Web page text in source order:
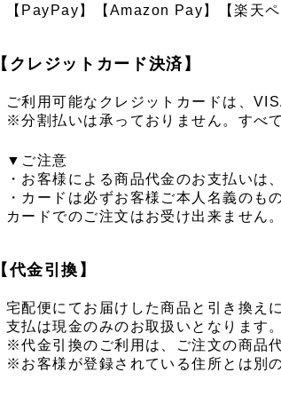
【PayPay】【Amazon Pay】【楽天
【クレジットカード決済】
ご利用可能なクレジットカードは、
※分割払いは承っておりません。すべ
▼ご注意
・お客様による商品代金のお支払いは
・カードは必ずお客様ご本人名義の
カードでのご注文はお受け出来ません。
【代金引換】
宅配便にてお届けした商品と引き換え
支払は現金のみのお取扱いとなります。
※代金引換のご利用は、ご注文の商品
※お客様が登録されている住所とは別